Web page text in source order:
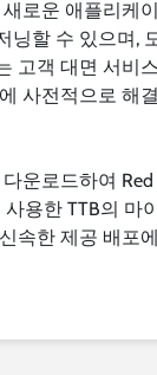
로운 애플리케
닝할 수 있으며,
고객 대면 서비
사전적으로 해
운로드하여 Red
사용한 TTB의 마
속한 제공 배포